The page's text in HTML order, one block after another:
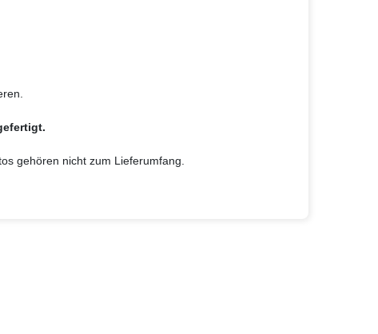
gehören nicht zum Lieferumfang.